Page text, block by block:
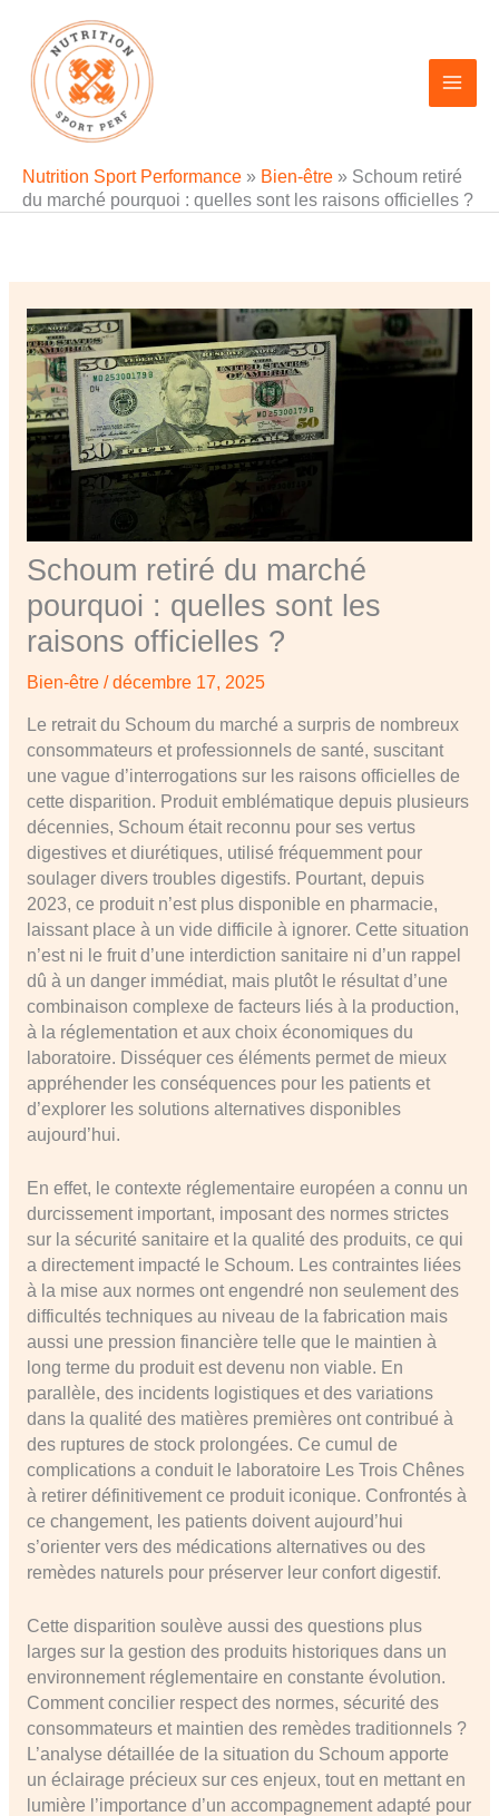
contenu
Nutrition Sport Performance » Bien-être » Schoum retiré
du marché pourquoi : quelles sont les raisons officielles ?
Schoum retiré du marché
pourquoi : quelles sont les
raisons officielles ?
Bien-être/décembre 17, 2025
Le retrait du Schoum du marché a surpris de nombreux
consommateurs et professionnels de santé, suscitant
une vague d’interrogations sur les raisons officielles de
cette disparition. Produit emblématique depuis plusieurs
décennies, Schoum était reconnu pour ses vertus
digestives et diurétiques, utilisé fréquemment pour
soulager divers troubles digestifs. Pourtant, depuis
2023, ce produit n’est plus disponible en pharmacie,
laissant place à un vide difficile à ignorer. Cette situation
n’est ni le fruit d’une interdiction sanitaire ni d’un rappel
dû à un danger immédiat, mais plutôt le résultat d’une
combinaison complexe de facteurs liés à la production,
à la réglementation et aux choix économiques du
laboratoire. Disséquer ces éléments permet de mieux
appréhender les conséquences pour les patients et
d’explorer les solutions alternatives disponibles
aujourd’hui.
En effet, le contexte réglementaire européen a connu un
durcissement important, imposant des normes strictes
sur la sécurité sanitaire et la qualité des produits, ce qui
a directement impacté le Schoum. Les contraintes liées
à la mise aux normes ont engendré non seulement des
difficultés techniques au niveau de la fabrication mais
aussi une pression financière telle que le maintien à
long terme du produit est devenu non viable. En
parallèle, des incidents logistiques et des variations
dans la qualité des matières premières ont contribué à
des ruptures de stock prolongées. Ce cumul de
complications a conduit le laboratoire Les Trois Chênes
à retirer définitivement ce produit iconique. Confrontés à
ce changement, les patients doivent aujourd’hui
s’orienter vers des médications alternatives ou des
remèdes naturels pour préserver leur confort digestif.
Cette disparition soulève aussi des questions plus
larges sur la gestion des produits historiques dans un
environnement réglementaire en constante évolution.
Comment concilier respect des normes, sécurité des
consommateurs et maintien des remèdes traditionnels ?
L’analyse détaillée de la situation du Schoum apporte
un éclairage précieux sur ces enjeux, tout en mettant en
lumière l’importance d’un accompagnement adapté pour